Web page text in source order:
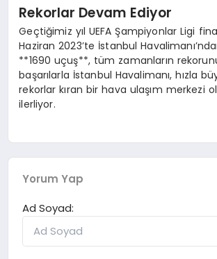
Rekorlar Devam Ediyor
Geçtiğimiz yıl UEFA Şampiyonlar Ligi
Haziran 2023’te İstanbul
**1690 uçuş**, tüm zamanların rekorunu
başarılarla İstanbul Havalimanı, hızla
rekorlar kıran bir hava ulaşım merkezi
ilerliyor.
Yorum Yap
Ad Soyad: